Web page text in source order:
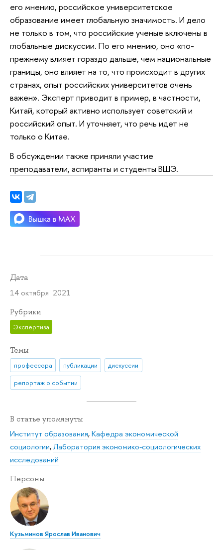
его мнению, российское университетское
образование имеет глобальную значимость. И дело
не только в том, что российские ученые включены в
глобальные дискуссии. По его мнению, оно «по-
прежнему влияет гораздо дальше, чем национальные
границы, оно влияет на то, что происходит в других
странах, опыт российских университетов очень
важен». Эксперт приводит в пример, в частности,
Китай, который активно использует советский и
российский опыт. И уточняет, что речь идет не
только о Китае.
В обсуждении также приняли участие
преподаватели, аспиранты и студенты ВШЭ.
Дата
14 октября 2021
Рубрики
Экспертиза
Темы
профессора публикации
дискуссии
репортаж о событии
В статье упомянуты
Институт образования,Кафедра экономической
социологии,Лаборатория экономико-социологических
исследований
Персоны
Кузьминов Ярослав Иванович